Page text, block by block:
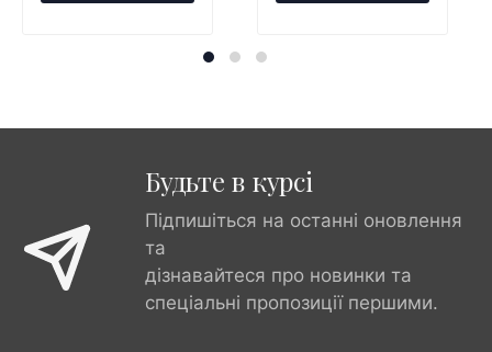
Будьте в курсі
Підпишіться на останні оновлення
та
дізнавайтеся про новинки та
спеціальні пропозиції першими.